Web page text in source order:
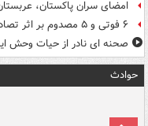
امضای سران پاکستان،
۶ فوتی و ۵ مصدوم بر اثر تصادف زنجیره‌ای
صحنه ای نادر از حیات وحش
حوادث